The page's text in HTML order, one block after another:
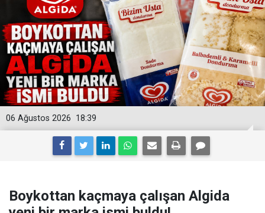
18:39
06 Ağustos 2026
Boykottan kaçmaya çalışan Algida